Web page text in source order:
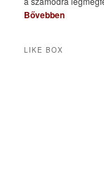
Bővebben
LIKE BOX